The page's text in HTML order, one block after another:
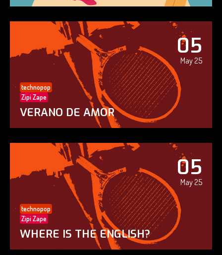
05
May 25
technopop
Zipi Zape
VERANO DE AMOR
05
May 25
technopop
Zipi Zape
WHERE IS THE ENGLISH?